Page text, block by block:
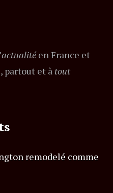
actualitéen France et
partout et à tout
remodelé comme